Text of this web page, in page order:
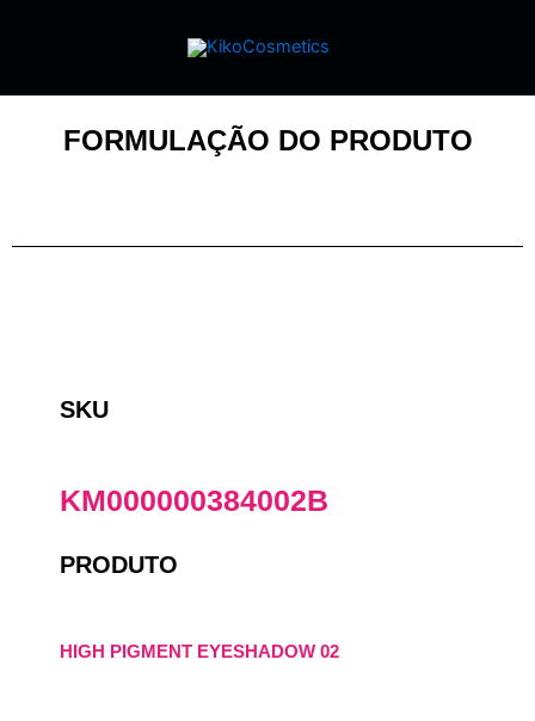
FORMULAÇÃO DO PRODUTO
SKU
KM000000384002B
PRODUTO
HIGH PIGMENT EYESHADOW 02